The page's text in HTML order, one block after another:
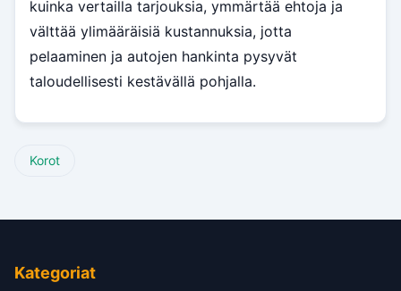
kuinka vertailla tarjouksia, ymmärtää ehtoja ja
välttää ylimääräisiä kustannuksia, jotta
pelaaminen ja autojen hankinta pysyvät
taloudellisesti kestävällä pohjalla.
Korot
Kategoriat